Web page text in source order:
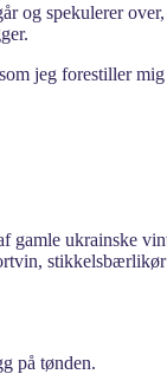
og spekulerer
jeg forestiller mig
gamle ukrainske
på tønden.